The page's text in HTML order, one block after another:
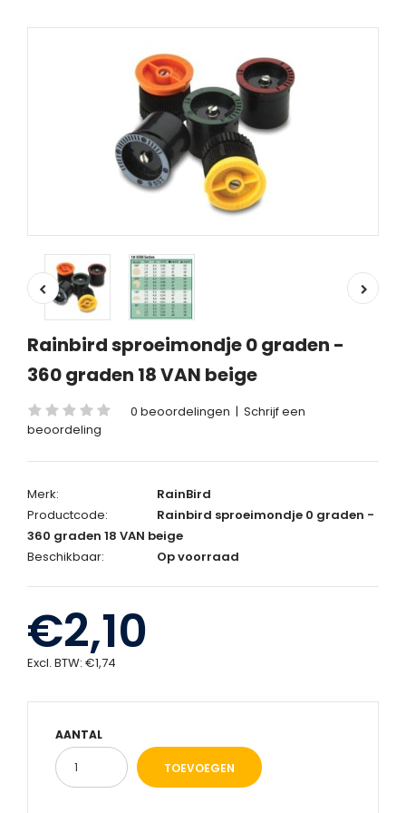
Rainbird sproeimondje 0 graden -
360 graden 18 VAN beige
0 beoordelingen | Schrijf een
beoordeling
Merk:
RainBird
Productcode:
Rainbird sproeimondje 0 graden -
360 graden 18 VAN beige
Beschikbaar:
Op voorraad
€2,10
Excl. BTW: €1,74
AANTAL